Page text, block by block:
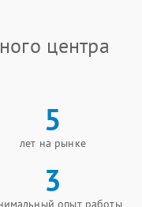
центра
5
лет на рынке
3
опыт работы